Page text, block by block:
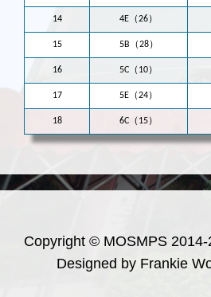
14 4E（26）
15 5B（28）
16 5C（10）
17 5E（24）
18 6C（15）
Copyright © MOSMPS
Designed by Frankie